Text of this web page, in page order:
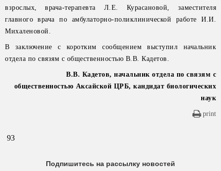
взрослых, врача-терапевта Л.Е. Курасановой, заместителя
главного врача по амбулаторно-поликлинической работе И.И.
Михаленовой.
В заключение с коротким сообщением выступил начальник
отдела по связям с общественностью В.В. Кадетов.
В.В. Кадетов, начальник отдела по связям с
общественностью Аксайской ЦРБ, кандидат биологических
наук
print
93
Подпишитесь на рассылку новостей